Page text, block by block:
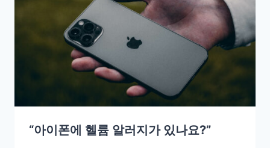
“아이폰에 헬륨 알러지가 있나요?”